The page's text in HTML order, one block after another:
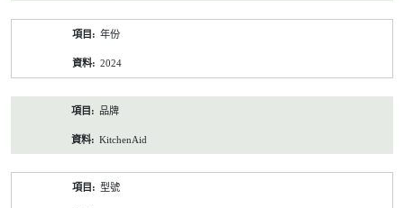
年份
2024
品牌
KitchenAid
型號